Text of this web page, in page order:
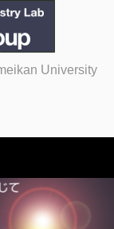
室 University